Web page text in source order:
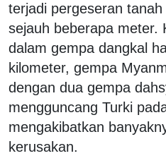
terjadi pergeseran tanah
sejauh beberapa meter.
dalam gempa dangkal
kilometer, gempa
dengan dua gempa
mengguncang Turki
mengakibatkan
kerusakan.